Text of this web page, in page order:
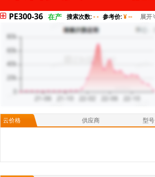
PE300-36 在产 搜索次数:- - 参考价:¥ -- 展开
云价格 供应商 型号